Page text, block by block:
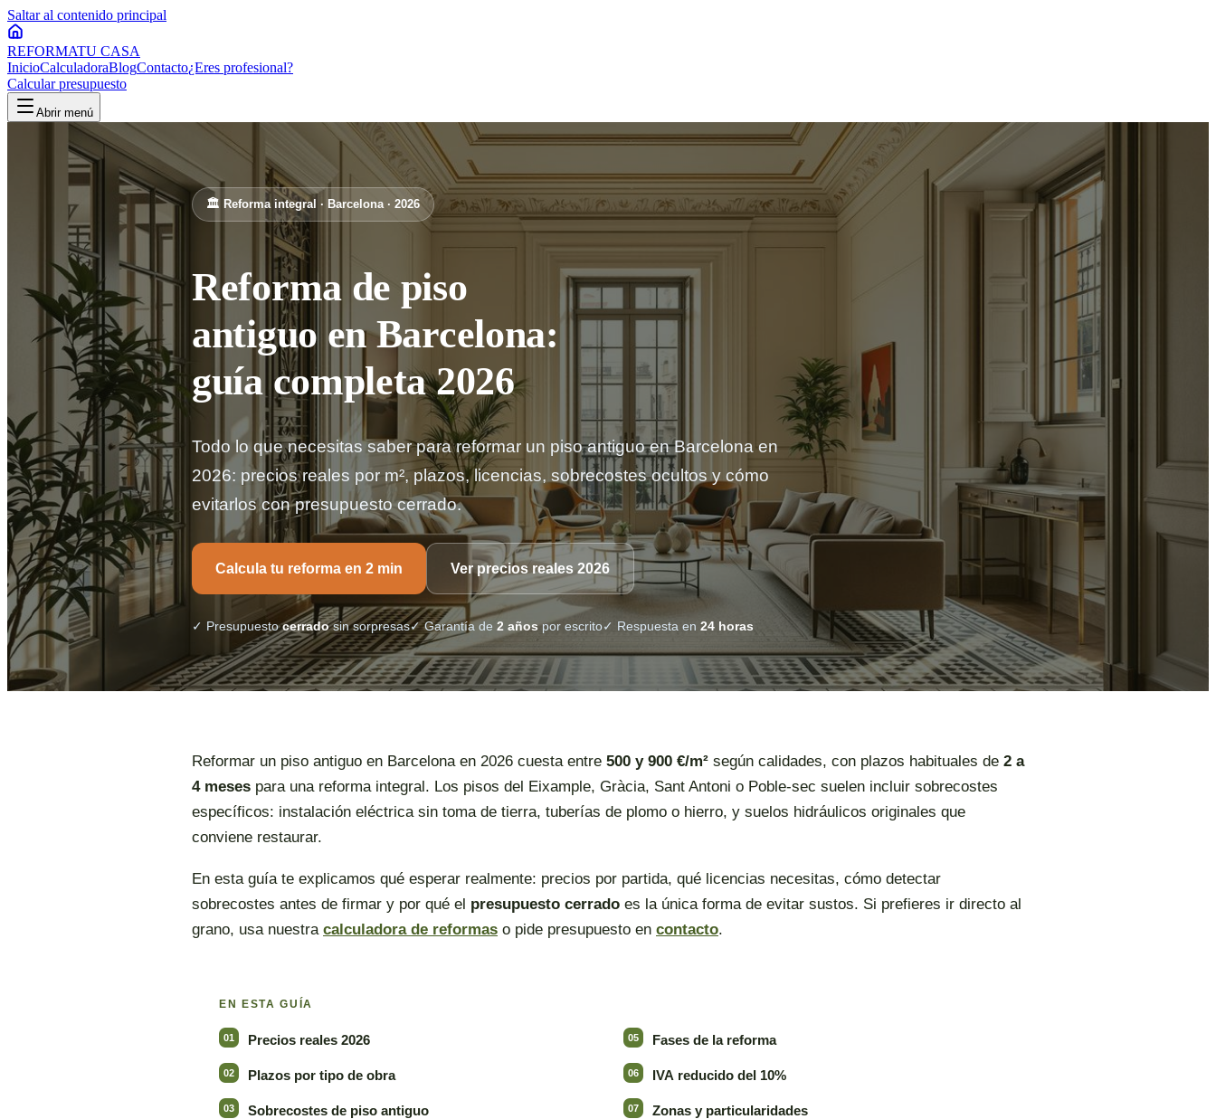
Saltar al contenido principal
REFORMATU CASA
InicioCalculadoraBlogContacto¿Eres profesional?
Calcular presupuesto
Abrir menú
🏛️ Reforma integral · Barcelona · 2026
Reforma de piso
antiguo en Barcelona:
guía completa 2026
Todo lo que necesitas saber para reformar un piso antiguo en Barcelona en
2026: precios reales por m², plazos, licencias, sobrecostes ocultos y cómo
evitarlos con presupuesto cerrado.
Calcula tu reforma en 2 min Ver precios reales 2026
✓ Presupuestocerradosin sorpresas✓ Garantía de 2 añospor escrito✓ Respuesta en 24 horas
Reformar un piso antiguo en Barcelona en 2026 cuesta entre 500 y 900 €/m² según calidades, con plazos habituales de 2 a
4 meses para una reforma integral. Los pisos del Eixample, Gràcia, Sant Antoni o Poble-sec suelen incluir sobrecostes
específicos: instalación eléctrica sin toma de tierra, tuberías de plomo o hierro, y suelos hidráulicos originales que
conviene restaurar.
En esta guía te explicamos qué esperar realmente: precios por partida, qué licencias necesitas, cómo detectar
sobrecostes antes de firmar y por qué el presupuesto cerrado es la única forma de evitar sustos. Si prefieres ir directo al
grano, usa nuestra calculadora de reformas o pide presupuesto en contacto.
EN ESTA GUÍA
Precios reales 2026
Plazos por tipo de obra
Sobrecostes de piso antiguo
Fases de la reforma
IVA reducido del 10%
Zonas y particularidades